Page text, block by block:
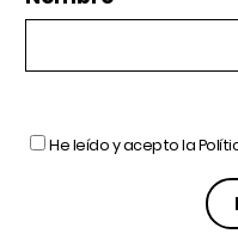
He leído y acepto la